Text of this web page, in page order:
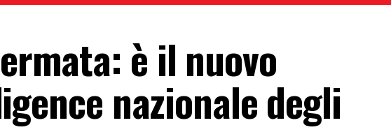
è il nuovo
nazionale degli